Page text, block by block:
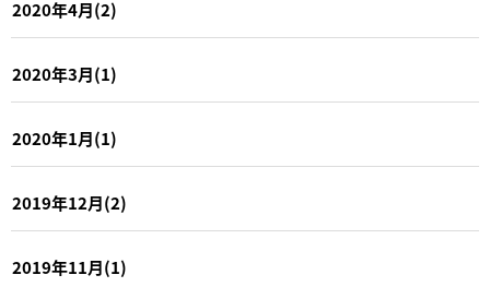
2020年4月(2)
2020年3月(1)
2020年1月(1)
2019年12月(2)
2019年11月(1)